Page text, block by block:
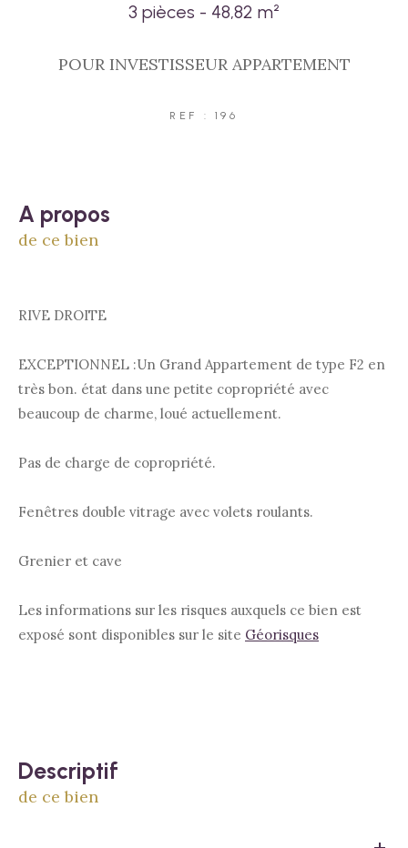
3 pièces - 48,82 m²
POUR INVESTISSEUR APPARTEMENT
REF : 196
a propos
de ce bien
RIVE DROITE
EXCEPTIONNEL :Un Grand Appartement de type F2 en
très bon. état dans une petite copropriété avec
beaucoup de charme, loué actuellement.
Pas de charge de copropriété.
Fenêtres double vitrage avec volets roulants.
Grenier et cave
Les informations sur les risques auxquels ce bien est
exposé sont disponibles sur le site Géorisques
descriptif
de ce bien